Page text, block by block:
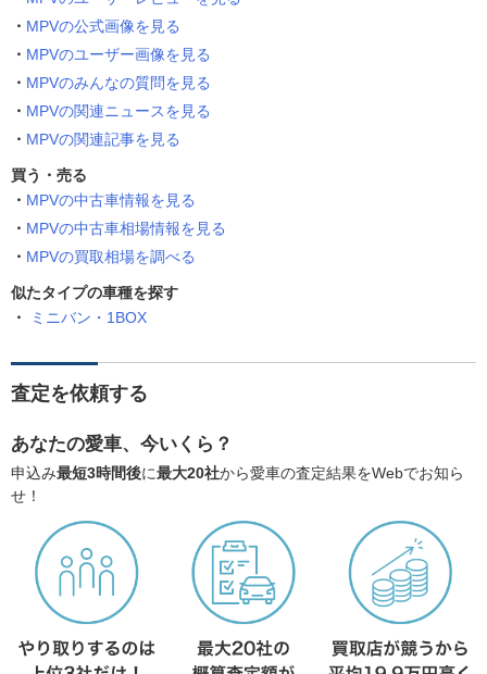
MPVの公式画像を見る
MPVのユーザー画像を見る
MPVのみんなの質問を見る
MPVの関連ニュースを見る
MPVの関連記事を見る
買う・売る
MPVの中古車情報を見る
MPVの中古車相場情報を見る
MPVの買取相場を調べる
似たタイプの車種を探す
ミニバン・1BOX
査定を依頼する
あなたの愛車、今いくら？
申込み最短3時間後に最大20社から愛車の査定結果をWebでお知ら
せ！